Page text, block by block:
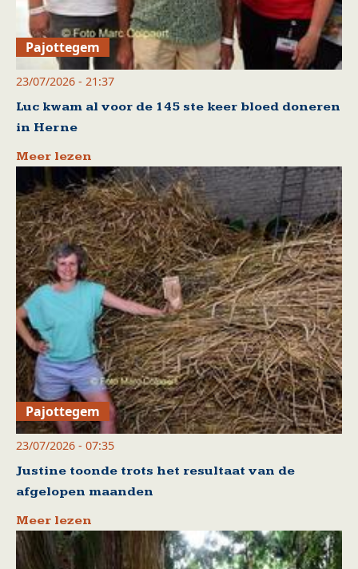
Pajottegem
23/07/2026 - 21:37
Luc kwam al voor de 145 ste keer bloed doneren
in Herne
Meer lezen
Pajottegem
23/07/2026 - 07:35
Justine toonde trots het resultaat van de
afgelopen maanden
Meer lezen